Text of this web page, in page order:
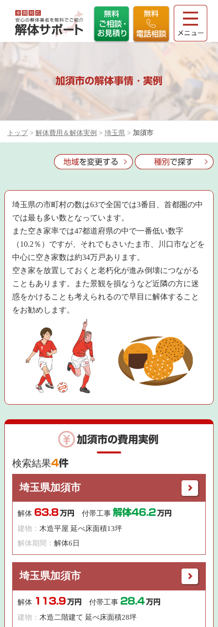
加須市の解体事情・実例
トップ > 解体費用＆解体実例 > 埼玉県 > 加須市
埼玉県の市町村の数は63で全国では3番目、首都圏の中
では最も多い数となっています。
また空き家率では47都道府県の中で一番低い数字
（10.2％）ですが、それでもさいたま市、川口市などを
中心に空き家数は約34万戸あります。
空き家を放置しておくと老朽化が進み倒壊につながる
こともあります。また景観を損なうなど近隣の方に迷
惑をかけることも考えられるので早目に解体すること
をお勧めします。
加須市の費用実例
検索結果4件
埼玉県加須市
解体 63.8 万円 付帯工事解体46.2 万円
建物：木造平屋 延べ床面積13坪
解体期間：解体6日
埼玉県加須市
解体 113.9 万円 付帯工事 28.4 万円
建物： 木造二階建て 延べ床面積28坪